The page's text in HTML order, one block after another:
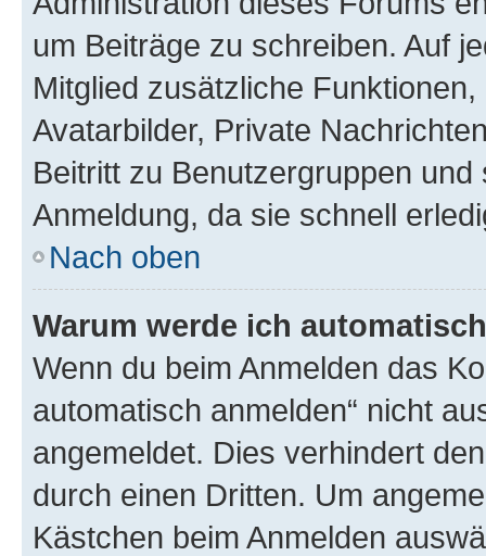
um Beiträge zu schreiben. Auf
Mitglied zusätzliche
Avatarbilder, Private
Beitritt zu Benutzergruppen
Anmeldung, da sie schnell
Nach oben
Warum werde ich
Wenn du beim Anmelden das
automatisch anmelden“ nicht
angemeldet. Dies verhindert
durch einen Dritten. Um
Kästchen beim Anmelden